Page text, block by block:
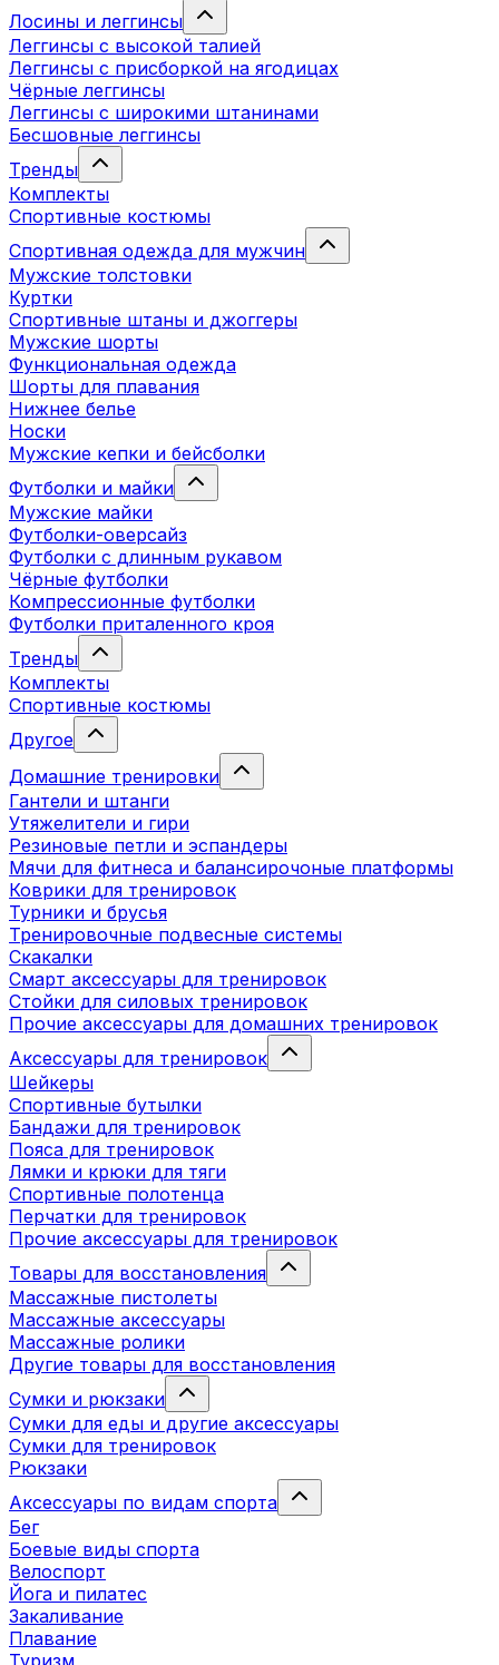
Лосины и леггинсы
Леггинсы с высокой талией
Леггинсы с присборкой на ягодицах
Чёрные леггинсы
Леггинсы с широкими штанинами
Бесшовные леггинсы
Тренды
Комплекты
Спортивные костюмы
Спортивная одежда для мужчин
Мужские толстовки
Куртки
Спортивные штаны и джоггеры
Мужские шорты
Функциональная одежда
Шорты для плавания
Нижнее белье
Носки
Мужские кепки и бейсболки
Футболки и майки
Мужские майки
Футболки-оверсайз
Футболки с длинным рукавом
Чёрные футболки
Компрессионные футболки
Футболки приталенного кроя
Тренды
Комплекты
Спортивные костюмы
Другое
Домашние тренировки
Гантели и штанги
Утяжелители и гири
Резиновые петли и эспандеры
Мячи для фитнеса и балансирочоные платформы
Коврики для тренировок
Турники и брусья
Тренировочные подвесные системы
Скакалки
Смарт аксессуары для тренировок
Стойки для силовых тренировок
Прочие аксессуары для домашних тренировок
Аксессуары для тренировок
Шейкеры
Спортивные бутылки
Бандажи для тренировок
Пояса для тренировок
Лямки и крюки для тяги
Спортивные полотенца
Перчатки для тренировок
Прочие аксессуары для тренировок
Товары для восстановления
Массажные пистолеты
Массажные аксессуары
Массажные ролики
Другие товары для восстановления
Сумки и рюкзаки
Сумки для еды и другие аксессуары
Сумки для тренировок
Рюкзаки
Аксессуары по видам спорта
Бег
Боевые виды спорта
Велоспорт
Йога и пилатес
Закаливание
Плавание